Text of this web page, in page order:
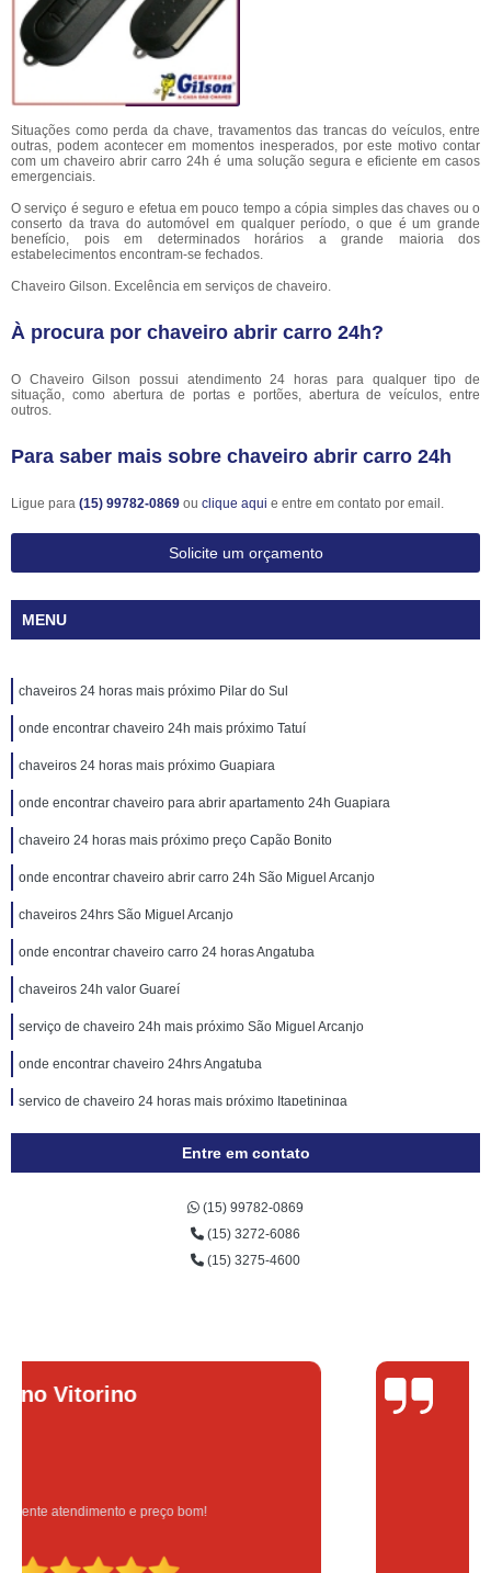
Situações como perda da chave, travamentos das trancas do veículos, entre
outras, podem acontecer em momentos inesperados, por este motivo contar
com um chaveiro abrir carro 24h é uma solução segura e eficiente em casos
emergenciais.
O serviço é seguro e efetua em pouco tempo a cópia simples das chaves ou o
conserto da trava do automóvel em qualquer período, o que é um grande
benefício, pois em determinados horários a grande maioria dos
estabelecimentos encontram-se fechados.
Chaveiro Gilson. Excelência em serviços de chaveiro.
À procura por chaveiro abrir carro 24h?
O Chaveiro Gilson possui atendimento 24 horas para qualquer tipo de
situação, como abertura de portas e portões, abertura de veículos, entre
outros.
Para saber mais sobre chaveiro abrir carro 24h
Ligue para (15) 99782-0869 ou clique aqui e entre em contato por email.
Solicite um orçamento
MENU
chaveiros 24 horas mais próximo Pilar do Sul
onde encontrar chaveiro 24h mais próximo Tatuí
chaveiros 24 horas mais próximo Guapiara
onde encontrar chaveiro para abrir apartamento 24h Guapiara
chaveiro 24 horas mais próximo preço Capão Bonito
onde encontrar chaveiro abrir carro 24h São Miguel Arcanjo
chaveiros 24hrs São Miguel Arcanjo
onde encontrar chaveiro carro 24 horas Angatuba
chaveiros 24h valor Guareí
serviço de chaveiro 24h mais próximo São Miguel Arcanjo
onde encontrar chaveiro 24hrs Angatuba
serviço de chaveiro 24 horas mais próximo Itapetininga
chaveiro carro 24 horas Paranapanema
chaveiro 24hrs Paranapanema
serviço de chaveiro abrir carro 24h Itapetininga
serviço de chaveiro 24h Ribeirão Grande
chaveiro 24 horas avaré
chaveiro 24 horas para abrir carro Angatuba
Entre em contato
(15) 99782-0869
(15) 3272-6086
(15) 3275-4600
Lucas Donadel
Serviço feito na hora e de qualidade